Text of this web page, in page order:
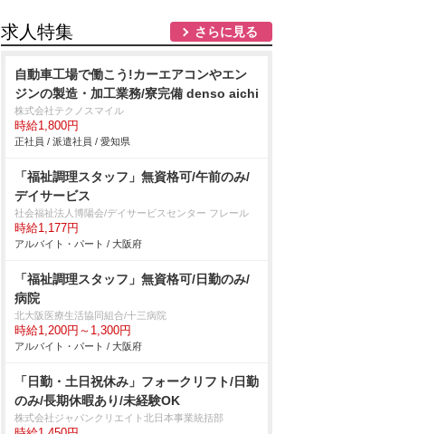
求人特集 さらに見る
自動車工場で働こう!カーエアコンやエン
ジンの製造・加工業務/寮完備 denso aichi
株式会社テクノスマイル
時給1,800円
正社員 / 派遣社員 / 愛知県
「福祉調理スタッフ」無資格可/午前のみ/
デイサービス
社会福祉法人博陽会/デイサービスセンター フレール
時給1,177円
アルバイト・パート / 大阪府
「福祉調理スタッフ」無資格可/日勤のみ/
病院
北大阪医療生活協同組合/十三病院
時給1,200円～1,300円
アルバイト・パート / 大阪府
「日勤・土日祝休み」フォークリフト/日勤
のみ/長期休暇あり/未経験OK
株式会社ジャパンクリエイト北日本事業統括部